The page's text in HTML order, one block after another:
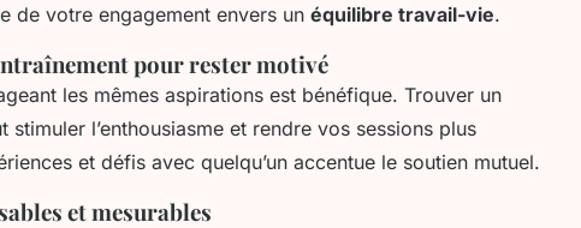
de votre engagement envers un équilibre travail-vie.
pour rester motivé
les mêmes aspirations est bénéfique. Trouver un
stimuler l’enthousiasme et rendre vos sessions plus
et défis avec quelqu’un accentue le soutien mutuel.
et mesurables